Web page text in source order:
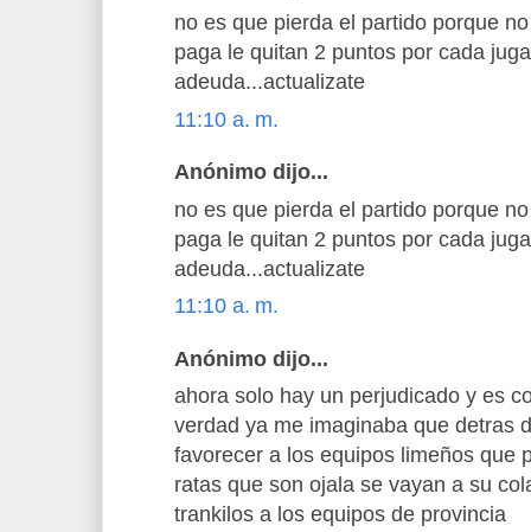
no es que pierda el partido porque
paga le quitan 2 puntos por cada
adeuda...actualizate
11:10 a. m.
Anónimo dijo...
no es que pierda el partido porque
paga le quitan 2 puntos por cada
adeuda...actualizate
11:10 a. m.
Anónimo dijo...
ahora solo hay un perjudicado y es
verdad ya me imaginaba que detras
favorecer a los equipos limeños que
ratas que son ojala se vayan a su
trankilos a los equipos de provincia